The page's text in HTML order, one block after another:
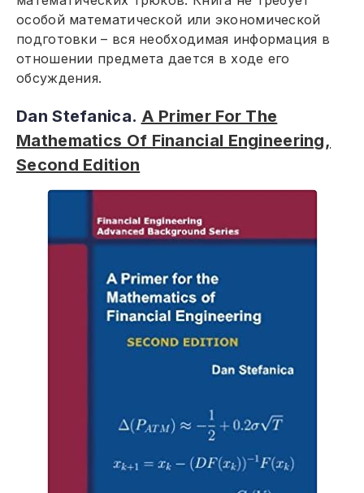
особой математической или экономической
подготовки – вся необходимая информация в
отношении предмета дается в ходе его
обсуждения.
Dan Stefanica. A Primer For The
Mathematics Of Financial Engineering,
Second Edition